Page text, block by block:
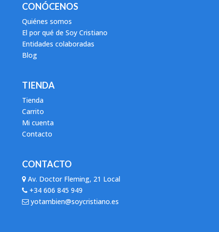
CONÓCENOS
Quiénes somos
El por qué de Soy Cristiano
Entidades colaboradas
Blog
TIENDA
Tienda
Carrito
Mi cuenta
Contacto
CONTACTO
Av. Doctor Fleming, 21 Local
+34 606 845 949
yotambien@soycristiano.es